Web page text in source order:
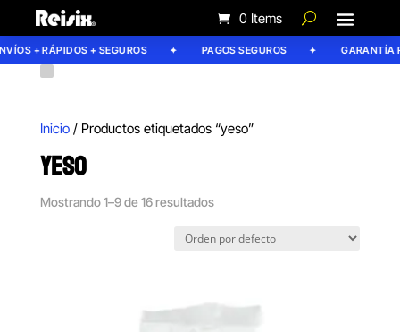
0 Items
+ RÁPIDOS + SEGUROS PAGOS SEGUROS GARANTÍA
Inicio/ Productos etiquetados “yeso”
YESO
Mostrando 1–9 de 16 resultados